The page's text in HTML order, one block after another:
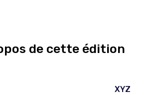
de cette édition
XYZ